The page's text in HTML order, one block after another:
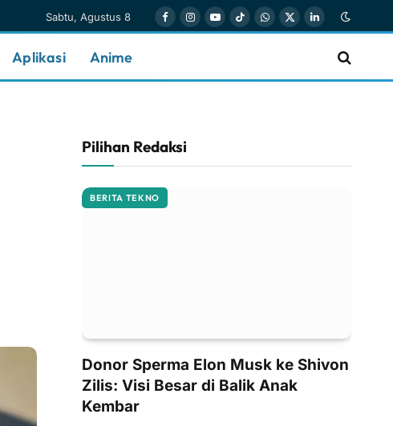
Sabtu, Agustus 8
FacebookInstagram
YouTube
TikTokWhatsApp
X
LinkedIn
Aplikasi Anime
Pilihan Redaksi
BERITA TEKNO
Donor Sperma Elon Musk ke Shivon
Zilis: Visi Besar di Balik Anak
Kembar